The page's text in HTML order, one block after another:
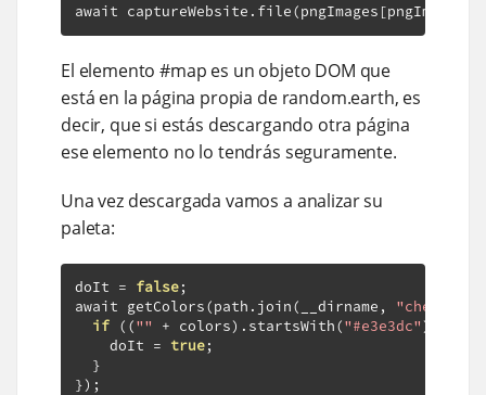
await captureWebsite . file(pngImages [pngImages
El elemento #map es un objeto DOM que
está en la página propia de random.earth, es
decir, que si estás descargando otra página
ese elemento no lo tendrás seguramente.
Una vez descargada vamos a analizar su
paleta:
doIt = false;
await getColors(path . join( __dirname ,
if (("" + colors). startsWith("#e3e3dc")
    doIt
= true;
}
});